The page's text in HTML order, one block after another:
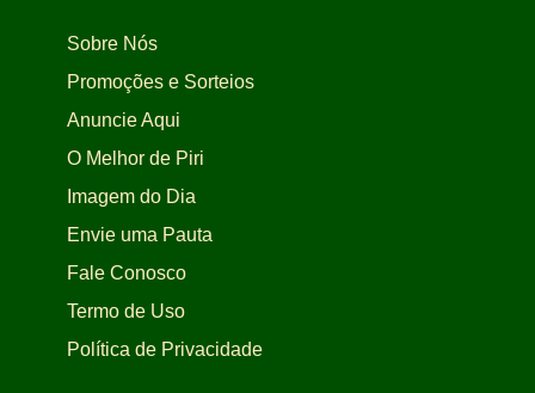
Sobre Nós
Promoções e Sorteios
Anuncie Aqui
O Melhor de Piri
Imagem do Dia
Envie uma Pauta
Fale Conosco
Termo de Uso
Política de Privacidade